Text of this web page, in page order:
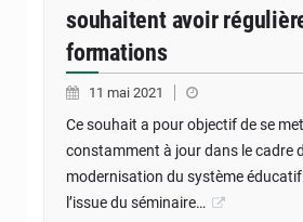
souhaitent avoir
formations
11 mai 2021
Ce souhait a pour objectif de se
constamment à jour dans le cadre
modernisation du système
l’issue du séminaire…